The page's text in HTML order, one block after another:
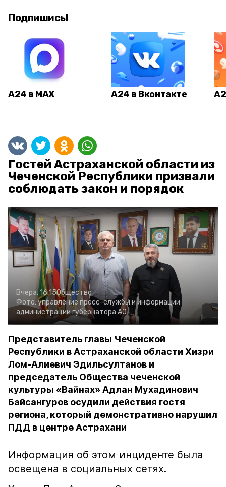
Подпишись!
А24 в MAX А24 в Вконтакте
Гостей Астраханской области из
Чеченской Республики призвали
соблюдать закон и порядок
Вчера, 16:15Общество
Фото: управление пресс-службы и информации
администрации губернатора АО
Представитель главы Чеченской
Республики в Астраханской области Хизри
Лом-Алиевич Эдильсултанов и
председатель Общества чеченской
культуры «Вайнах» Адлан Мухадинович
Байсангуров осудили действия гостя
региона, который демонстративно нарушил
ПДД в центре Астрахани
Информация об этом инциденте была
освещена в социальных сетях.